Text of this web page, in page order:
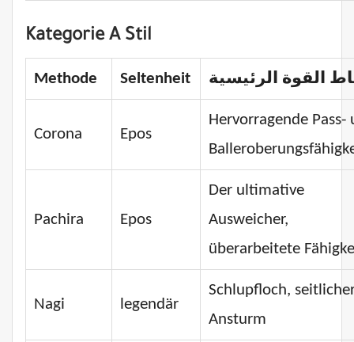
Kategorie A Stil
Methode Seltenheit القوة الرئيسية
Corona Epos
Hervorragende Pass-
Pachira Epos
Der ultimative
Ausweicher,
überarbeitete
Nagi legendär
Schlupfloch,
Ansturm